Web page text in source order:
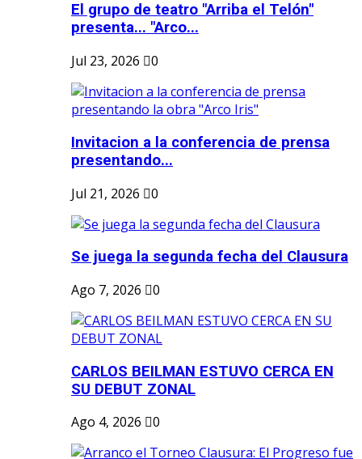
El grupo de teatro "Arriba el Telón"
presenta... "Arco...
Jul 23, 2026
0
Invitacion a la conferencia de prensa
presentando...
Jul 21, 2026
0
Se juega la segunda fecha del Clausura
Ago 7, 2026
0
CARLOS BEILMAN ESTUVO CERCA EN
SU DEBUT ZONAL
Ago 4, 2026
0